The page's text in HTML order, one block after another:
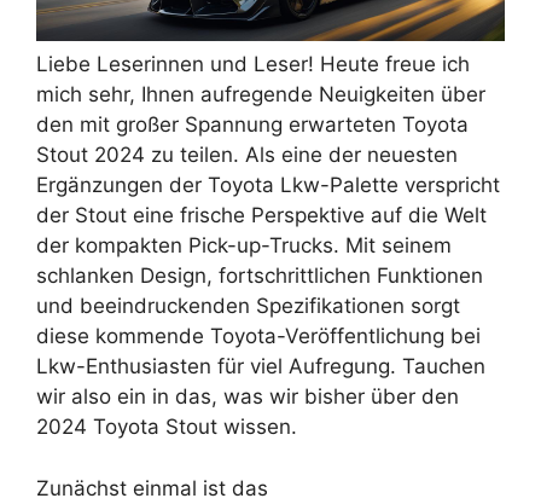
Liebe Leserinnen und Leser! Heute freue ich
mich sehr, Ihnen aufregende Neuigkeiten über
den mit großer Spannung erwarteten Toyota
Stout 2024 zu teilen. Als eine der neuesten
Ergänzungen der Toyota Lkw-Palette verspricht
der Stout eine frische Perspektive auf die Welt
der kompakten Pick-up-Trucks. Mit seinem
schlanken Design, fortschrittlichen Funktionen
und beeindruckenden Spezifikationen sorgt
diese kommende Toyota-Veröffentlichung bei
Lkw-Enthusiasten für viel Aufregung. Tauchen
wir also ein in das, was wir bisher über den
2024 Toyota Stout wissen.
Zunächst einmal ist das